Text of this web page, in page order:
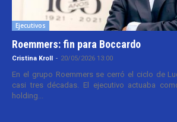
Ejecutivos
Roemmers: fin para Boccardo
Cristina Kroll - 20/05/2026 13:00
En el grupo Roemmers se cerró el ciclo de
casi tres décadas. El ejecutivo actuaba
holding...